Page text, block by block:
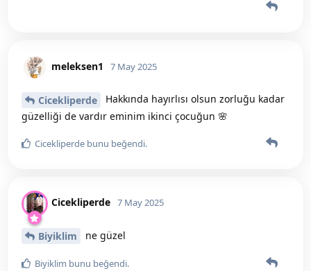
meleksen1 7 May 2025
Cicekliperde
Hakkında hayırlısı olsun zorluğu kadar
güzelliği de vardır eminim ikinci çocuğun 🌸
Cicekliperde bunu beğendi.
Cicekliperde 7 May 2025
Biyiklim ne güzel
Biyiklim bunu beğendi.